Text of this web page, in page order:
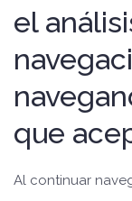
el
que
Al continuar